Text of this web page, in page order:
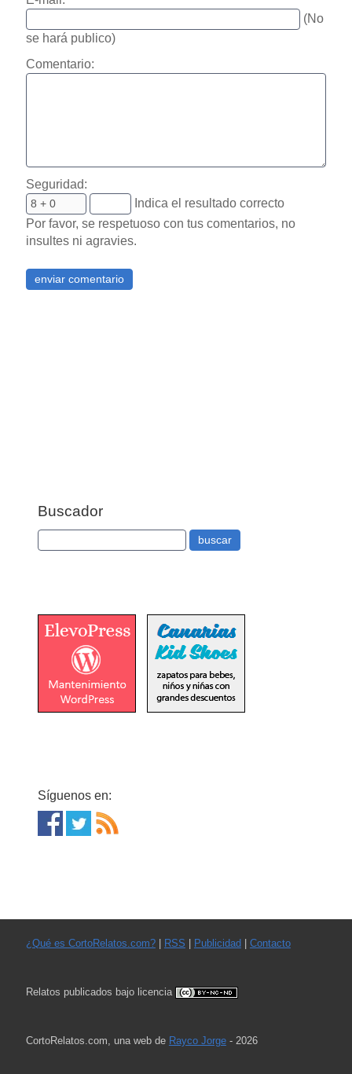
(No
se hará publico)
Comentario:
Seguridad:
Indica el resultado correcto
Por favor, se respetuoso con tus comentarios, no
insultes ni agravies.
Buscador
Síguenos en:
¿Qué es CortoRelatos.com?| RSS Publicidad Contacto
Relatos publicados bajo licencia
CortoRelatos.com, una web de Rayco Jorge- 2026